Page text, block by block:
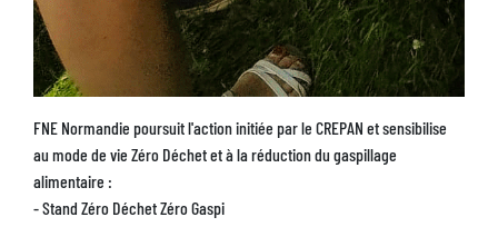
Description
FNE Normandie poursuit l'action initiée par le CREPAN et sensibilise
au mode de vie Zéro Déchet et à la réduction du gaspillage
alimentaire :
- Stand Zéro Déchet Zéro Gaspi